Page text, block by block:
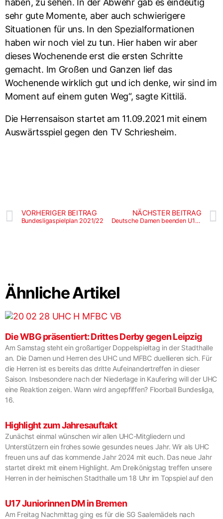
haben, zu sehen. In der Abwehr gab es eindeutig
sehr gute Momente, aber auch schwierigere
Situationen für uns. In den Spezialformationen
haben wir noch viel zu tun. Hier haben wir aber
dieses Wochenende erst die ersten Schritte
gemacht. Im Großen und Ganzen lief das
Wochenende wirklich gut und ich denke, wir sind im
Moment auf einem guten Weg“, sagte Kittilä.
Die Herrensaison startet am 11.09.2021 mit einem
Auswärtsspiel gegen den TV Schriesheim.
VORHERIGER BEITRAG
Bundesligaspielplan 2021/22
NÄCHSTER BEITRAG
Deutsche Damen beenden U19-WM auf Platz 8
Ähnliche Artikel
Die WBG präsentiert: Drittes Derby gegen Leipzig
Am Samstag steht ein großartiger Doppelspieltag in der Stadthalle
an. Die Damen und Herren des UHC und MFBC duellieren sich. Für
die Herren ist es bereits das dritte Aufeinandertreffen in dieser
Saison. Insbesondere nach der Niederlage in Kaufering will der UHC
eine Reaktion zeigen. Wann wird angepfiffen? Floorball Bundesliga,
16.
Highlight zum Jahresauftakt
Zunächst einmal wünschen wir allen UHC-Mitgliedern und
Unterstützern ein frohes sowie gesundes neues Jahr. Wir als UHC
freuen uns auf das kommende Jahr 2024 mit euch. Das neue Jahr
startet direkt mit einem Highlight. Am Dreikönigstag treffen unsere
Herren in der heimischen Stadthalle um 18 Uhr im Topspiel auf den
U17 Juniorinnen DM in Bremen
Am Freitag Nachmittag ging es für die SG Saalemädels nach